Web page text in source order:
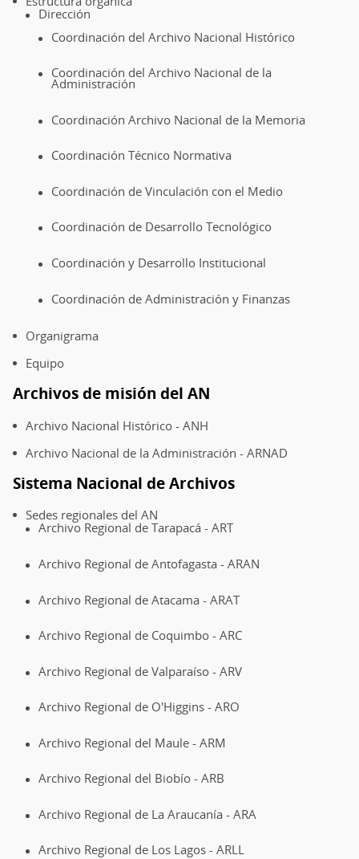
del
Nacional
Histórico
Dirección
Coordinación del Archivo Nacional Histórico
Coordinación del Archivo Nacional de la
Administración
Coordinación Archivo Nacional de la Memoria
Coordinación Técnico Normativa
Coordinación de Vinculación con el Medio
Coordinación de Desarrollo Tecnológico
Coordinación y Desarrollo Institucional
Coordinación de Administración y Finanzas
Organigrama
Equipo
Archivos de misión del AN
Archivo Nacional Histórico - ANH
Archivo Nacional de la Administración - ARNAD
Sistema Nacional de Archivos
Sedes regionales del AN
Archivo Regional de Tarapacá - ART
Archivo Regional de Antofagasta - ARAN
Archivo Regional de Atacama - ARAT
Archivo Regional de Coquimbo - ARC
Archivo Regional de Valparaíso - ARV
Archivo Regional de O'Higgins - ARO
Archivo Regional del Maule - ARM
Archivo Regional del Biobío - ARB
Archivo Regional de La Araucanía - ARA
Archivo Regional de Los Lagos - ARLL